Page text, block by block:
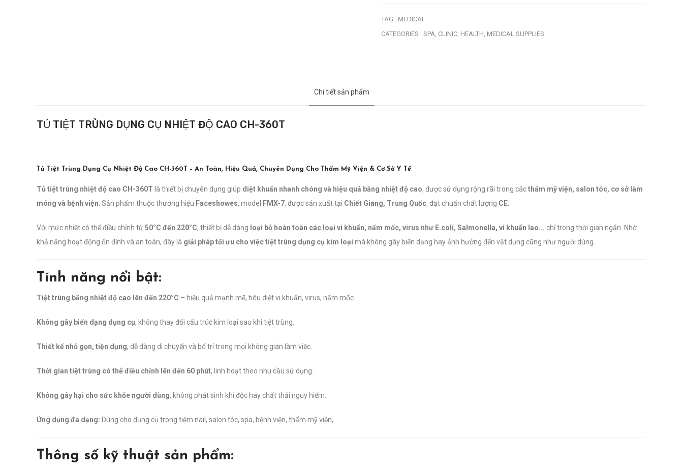
TAG : MEDICAL
CATEGORIES : SPA, CLINIC, HEALTH, MEDICAL SUPPLIES
Chi tiết sản phẩm
TỦ TIỆT TRÙNG DỤNG CỤ NHIỆT ĐỘ CAO CH-360T
Tủ Tiệt Trùng Dụng Cụ Nhiệt Độ Cao CH-360T – An Toàn, Hiệu Quả, Chuyên Dụng Cho Thẩm Mỹ Viện & Cơ Sở Y Tế
Tủ tiệt trùng nhiệt độ cao CH-360T là thiết bị chuyên dụng giúp diệt khuẩn nhanh chóng và hiệu quả bằng nhiệt độ cao, được sử dụng rộng rãi trong cácthẩm mỹ viện, salon tóc, cơ sở làm
móng và bệnh viện . Sản phẩm thuộc thương hiệu Faceshowes, model FMX-7, được sản xuất tại Chiết Giang, Trung Quốc, đạt chuẩn chất lượng CE
Với mức nhiệt có thể điều chỉnh từ50°C đến 220°C, thiết bị dễ dàng loại bỏ hoàn toàn các loại vi khuẩn, nấm mốc, virus như E.coli, Salmonella, vi khuẩn lao... chỉ trong thời gian ngắn. Nhờ
khả năng hoạt động ổn định và an toàn, đây là giải pháp tối ưu cho việc tiệt trùng dụng cụ kim loại mà không gây biến dạng hay ảnh hưởng đến vật dụng cũng như người dùng.
Tính năng nổi bật:
Tiệt trùng bằng nhiệt độ cao lên đến 220°C – hiệu quả mạnh mẽ, tiêu diệt vi khuẩn, virus, nấm mốc.
Không gây biến dạng dụng cụ, không thay đổi cấu trúc kim loại sau khi tiệt trùng.
Thiết kế nhỏ gọn, tiện dụng, dễ dàng di chuyển và bố trí trong mọi không gian làm việc.
Thời gian tiệt trùng có thể điều chỉnh lên đến 60 phút, linh hoạt theo nhu cầu sử dụng.
Không gây hại cho sức khỏe người dùng, không phát sinh khí độc hay chất thải nguy hiểm.
Ứng dụng đa dạng: Dùng cho dụng cụ trong tiệm nail, salon tóc, spa, bệnh viện, thẩm mỹ viện,...
Thông số kỹ thuật sản phẩm: